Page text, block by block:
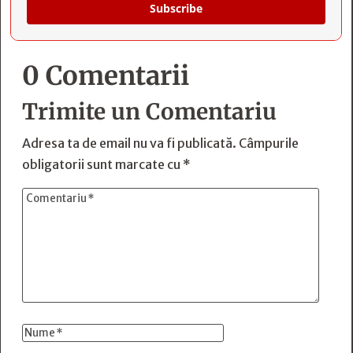
Subscribe
0 Comentarii
Trimite un Comentariu
Adresa ta de email nu va fi publicată. Câmpurile
obligatorii sunt marcate cu *